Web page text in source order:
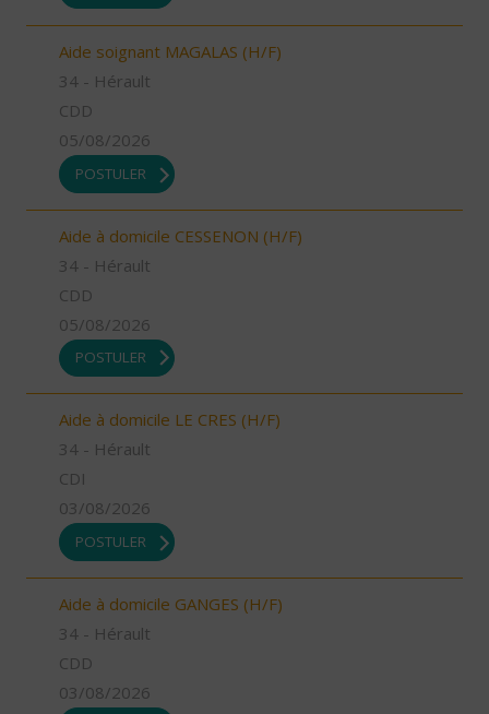
Aide soignant MAGALAS (H/F)
34 - Hérault
CDD
05/08/2026
POSTULER
Aide à domicile CESSENON (H/F)
34 - Hérault
CDD
05/08/2026
POSTULER
Aide à domicile LE CRES (H/F)
34 - Hérault
CDI
03/08/2026
POSTULER
Aide à domicile GANGES (H/F)
34 - Hérault
CDD
03/08/2026